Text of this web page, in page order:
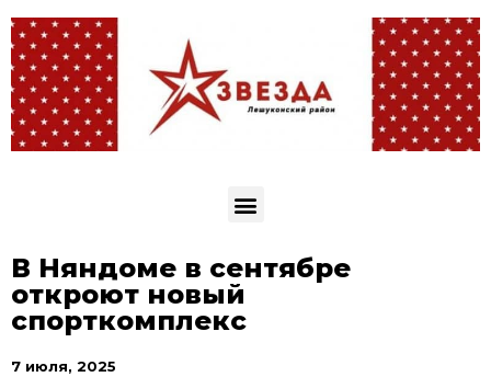
В Няндоме в сентябре
откроют новый
спорткомплекс
7 июля, 2025